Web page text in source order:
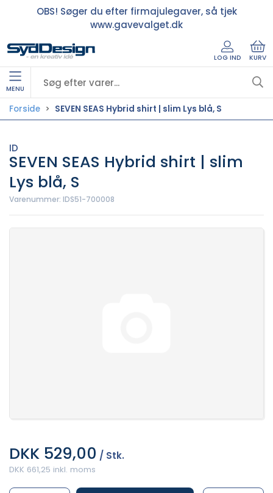
OBS! Søger du efter firmajulegaver, så tjek
www.gavevalget.dk
LOG IND KURV
MENU
Forside SEVEN SEAS Hybrid shirt | slim Lys blå, S
ID
SEVEN SEAS Hybrid shirt | slim
Lys blå, S
Varenummer: IDS51-700008
DKK 529,00 / Stk.
DKK 661,25 inkl. moms